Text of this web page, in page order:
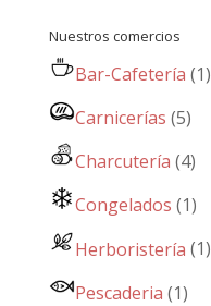
Nuestros comercios
Bar-Cafetería (1)
Carnicerías (5)
Charcutería (4)
Congelados (1)
Herboristería (1)
Pescaderia (1)